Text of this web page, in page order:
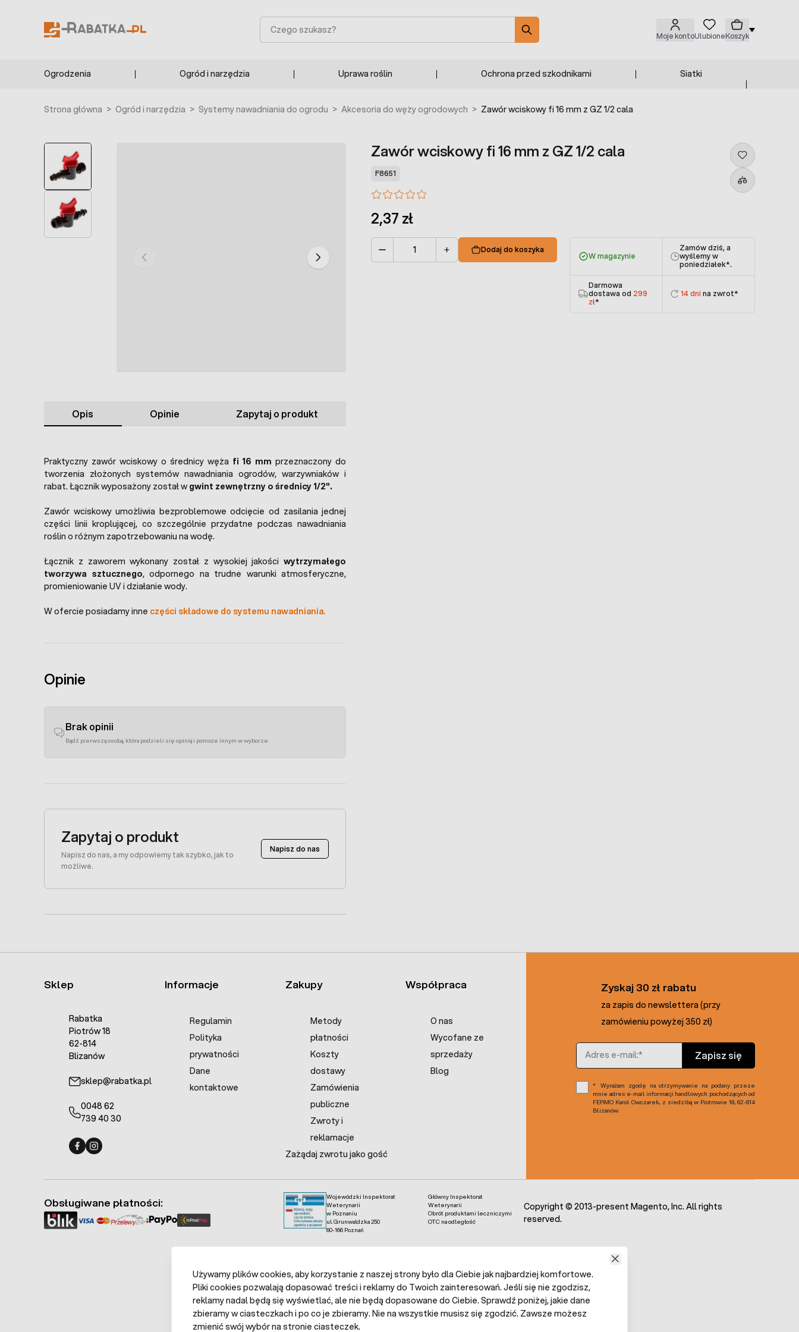
Moje kontoUlubioneKoszyk
Szukaj
Ogrodzenia Ogród i narzędzia Uprawa roślin Ochrona przed szkodnikami Siatki
Strona główna > Ogród i narzędzia > Systemy nawadniania do ogrodu > Akcesoria do węży ogrodowych > Zawór wciskowy fi 16 mm z GZ 1/2 cala
Zawór wciskowy fi 16 mm z GZ 1/2 cala
F8651
2,37 zł
Dodaj do koszyka
W magazynie
Zamów dziś, a
wyślemy w
poniedziałek*.
Darmowa
dostawa od 299
zł*
14 dni na zwrot*
Opis Opinie Zapytaj o produkt
Praktyczny zawór wciskowy o średnicy węża fi 16 mm przeznaczony do
tworzenia złożonych systemów nawadniania ogrodów, warzywniaków i
rabat. Łącznik wyposażony został wgwint zewnętrzny o średnicy 1/2".
Zawór wciskowy umożliwia bezproblemowe odcięcie od zasilania jednej
części linii kroplującej, co szczególnie przydatne podczas nawadniania
roślin o różnym zapotrzebowaniu na wodę.
Łącznik z zaworem wykonany został z wysokiej jakościwytrzymałego
tworzywa sztucznego, odpornego na trudne warunki atmosferyczne,
promieniowanie UV i działanie wody.
W ofercie posiadamy inne części składowe do systemu nawadniania.
Opinie
Brak opinii
Bądź pierwszą osobą, która podzieli się opinią i pomoże innym w wyborze.
Zapytaj o produkt
Napisz do nas, a my odpowiemy tak szybko, jak to
możliwe.
Napisz do nas
Sklep
Rabatka
Piotrów 18
62-814
Blizanów
sklep@rabatka.pl
0048 62
739 40 30
Informacje
Regulamin
Polityka
prywatności
Dane
kontaktowe
Zakupy
Metody
płatności
Koszty
dostawy
Zamówienia
publiczne
Zwroty i
reklamacje
Zażądaj zwrotu jako gość
Współpraca
O nas
Wycofane ze
sprzedaży
Blog
Zyskaj 30 zł rabatu
za zapis do newslettera (przy
zamówieniu powyżej 350 zł)
Adres e-mail
Zapisz się
Wyrażam zgodę na otrzymywanie na podany przeze
mnie adres e-mail informacji handlowych pochodzących od
FERMO Karol Owczarek, z siedzibą w Piotrowie 18, 62-814
Blizanów.
Wojewódzki Inspektorat
Weterynarii
w Poznaniu
ul. Grunwaldzka 250
60-166 Poznań
Główny Inspektorat
Weterynarii
Obrót produktami leczniczymi
OTC na odległość
Obsługiwane płatności:
Copyright © 2013-present Magento, Inc. All rights
reserved.
Używamy plików cookies, aby korzystanie z naszej strony było dla Ciebie jak najbardziej komfortowe.
Pliki cookies pozwalają dopasować treści i reklamy do Twoich zainteresowań. Jeśli się nie zgodzisz,
reklamy nadal będą się wyświetlać, ale nie będą dopasowane do Ciebie. Sprawdź poniżej, jakie dane
zbieramy w ciasteczkach i po co je zbieramy. Nie na wszystkie musisz się zgodzić. Zawsze możesz
zmienić swój wybór na stronie ciasteczek.